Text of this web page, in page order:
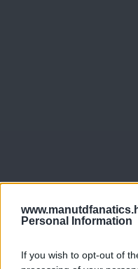
Personal Information
If you wish to opt-out of